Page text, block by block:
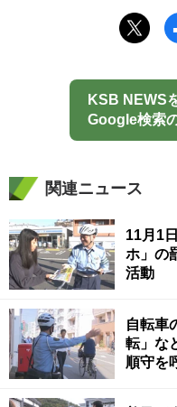
KSB NEWS
Google検索
関連ニュース
11月1
ホ」の
活動
自転車
転」な
順守を